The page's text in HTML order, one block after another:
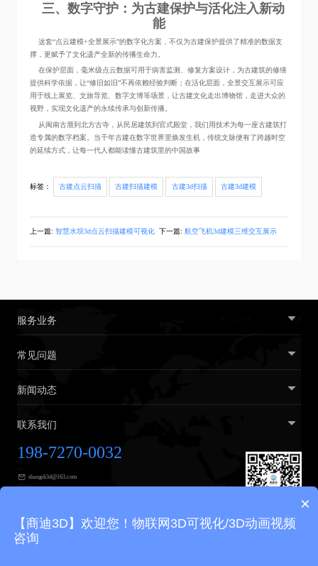
三、数字守护：为古建保护与活化注入新动
能
这套“点云建模+全景展示”的数字化方案，不仅为古建保护提供了精准的数据支
撑，更赋予了文化遗产全新的传播生命力。
在保护层面，毫米级点云数据可用于病害监测、修复方案设计，为古建筑的修缮
提供科学依据，让“修旧如旧”不再依赖经验判断；在活化层面，全景交互展示可应
用于线上展览、文旅导览、数字文博等场景，让古建文化走出博物馆，走进大众的
视野，实现文化遗产的永续传承与创新传播。
从闽南古厝到北方古寺，从民居建筑到官式殿堂，我们用技术为每一座古建筑打
造专属的数字档案。当千年古建在数字世界里焕发生机，传统文脉便有了跨越时空
的延续方式，让每一代人都能读懂古建筑里的中国故事
标签： 古建点云扫描 古建扫描建模 古建3d扫描 古建3d建模
上一篇: 智慧水坝3d点云扫描建模可视化 下一篇: 航空飞机3d建模三维交互展示
服务业务
常见问题
新闻动态
联系我们
198-7270-0032
shangdi3d@163.com
友情链接
×
【商迪3D】欢迎您！物联网3D可视化/3D动画视频
咨询